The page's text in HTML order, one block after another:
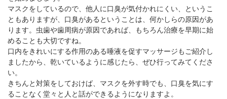
マスクをしているので、他人に口臭が気付かれにくい、というこ
ともありますが、口臭があるということは、何かしらの原因があ
ります。虫歯や歯周病が原因であれば、もちろん治療を早期に始
めることも大切ですね。
口内をきれいにする作用のある唾液を促すマッサージもご紹介し
ましたから、乾いているように感じたら、ぜひ行ってみてくださ
い。
きちんと対策をしておけば、マスクを外す時でも、口臭を気にす
ることなく堂々と人と話ができるようになりますよ。